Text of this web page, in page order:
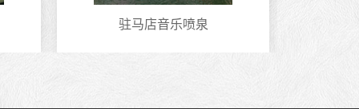
驻马店音乐喷泉